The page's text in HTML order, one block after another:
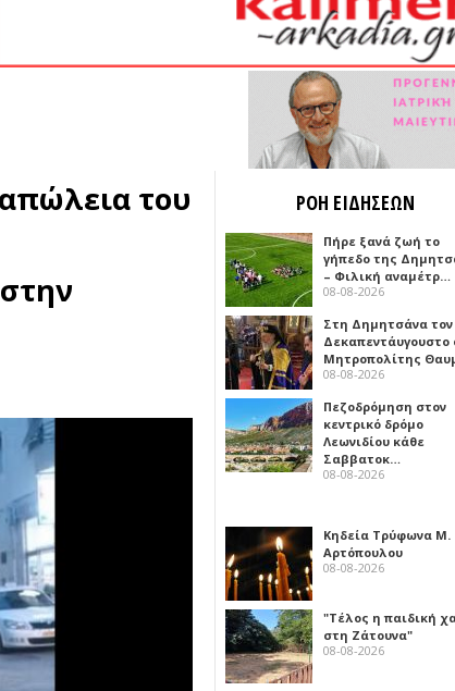
του
ΡΟΗ ΕΙΔΗΣΕΩΝ
Πήρε ξανά ζωή το
γήπεδο της
– Φιλική αναμέτρ…
08-08-2026
Στη Δημητσάνα τον
Δεκαπεντάυγουστο
Μητροπολίτης
08-08-2026
Πεζοδρόμηση στον
κεντρικό δρόμο
Λεωνιδίου κάθε
Σαββατοκ…
08-08-2026
Κηδεία Τρύφωνα Μ.
Αρτόπουλου
08-08-2026
"Τέλος η παιδική
στη Ζάτουνα"
08-08-2026